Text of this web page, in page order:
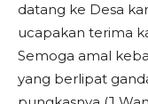
datang ke Desa
ucapakan terima
Semoga amal
yang berlipat